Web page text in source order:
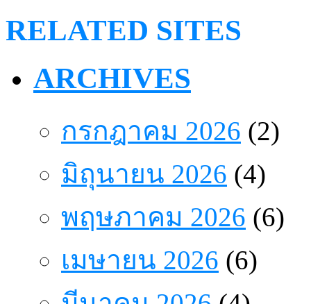
RELATED SITES
ARCHIVES
กรกฎาคม 2026 (2)
มิถุนายน 2026 (4)
พฤษภาคม 2026 (6)
เมษายน 2026 (6)